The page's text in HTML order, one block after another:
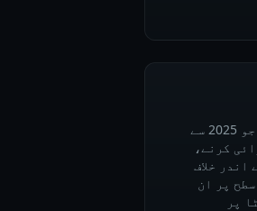
انڈیا کا ڈیجیٹل پرسنل ڈیٹا پروٹیکشن ایکٹ (2023)، جو 2025 سے
کرنے،
اور 72 گھنٹوں کے اندر خلاف
پر ان
پر